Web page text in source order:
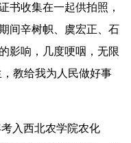
书收集在一起供拍照，
间辛树帜、虞宏正、石
影响，几度哽咽，无限
教给我为人民做好事
入西北农学院农化